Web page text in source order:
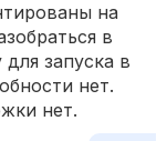
на
в
запуска в
нет.
нет.